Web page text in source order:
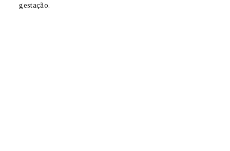
gestação.